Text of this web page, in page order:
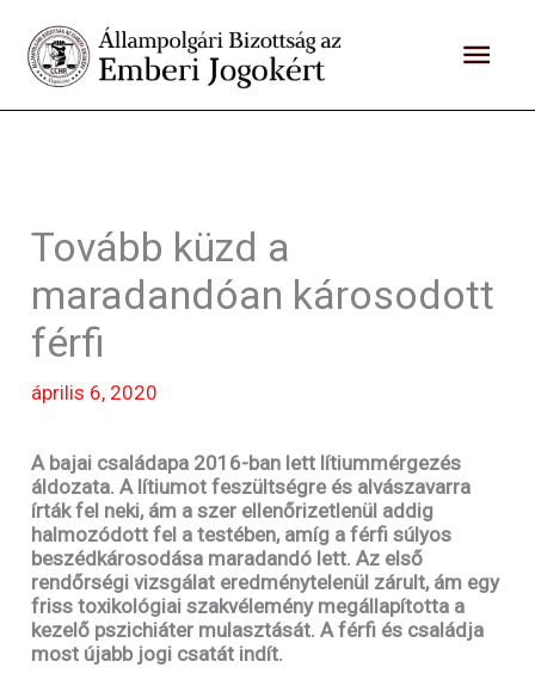
content
Tovább küzd a
maradandóan károsodott
férfi
április 6, 2020
A bajai családapa 2016-ban lett lítiummérgezés
áldozata. A lítiumot feszültségre és alvászavarra
írták fel neki, ám a szer ellenőrizetlenül addig
halmozódott fel a testében, amíg a férfi súlyos
beszédkárosodása maradandó lett. Az első
rendőrségi vizsgálat eredménytelenül zárult, ám egy
friss toxikológiai szakvélemény megállapította a
kezelő pszichiáter mulasztását. A férfi és családja
most újabb jogi csatát indít.